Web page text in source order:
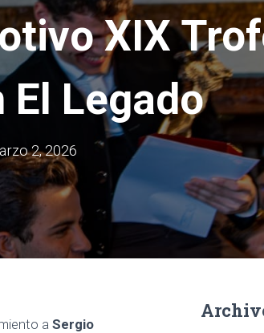
XIX
El Legado
2, 2026
aSergio